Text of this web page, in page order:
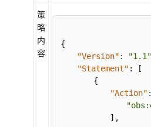
制
方
式
介
策
略
内
容
{
"Version" : "1.1"
"Statement" :
[
{
"Action" :
] ,